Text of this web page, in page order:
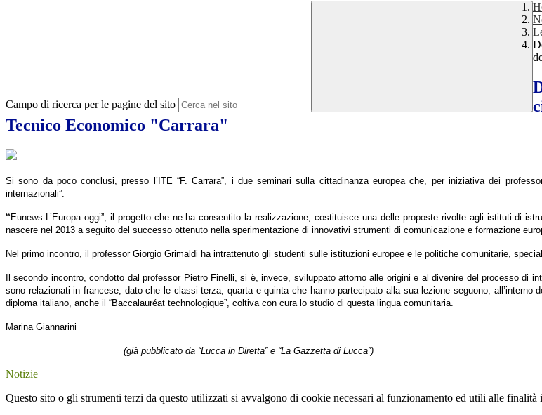
Campo di ricerca per le pagine del sito
Tecnico Economico "Carrara"
Si sono da poco conclusi, presso l’ITE “F. Carrara”, i due seminari sulla cittadinanza europea che, per iniziativa dei
internazionali”.
“Eunews-L’Europa oggi”, il progetto che ne ha consentito la realizzazione, costituisce una delle proposte rivolte agli istituti di
nascere nel 2013 a seguito del successo ottenuto nella sperimentazione di innovativi strumenti di comunicazione e formazione
Nel primo incontro, il professor Giorgio Grimaldi ha intrattenuto gli studenti sulle istituzioni europee e le politiche comunitarie,
Il secondo incontro, condotto dal professor Pietro Finelli,si è, invece, sviluppato attorno al le originie al divenire del processo di
sono relazionati in francese, dato che le classi terza, quarta e quinta che hanno partecipato alla sua lezione seguono, all’interno
diploma italiano, anche il “Baccalauréat technologique”, coltiva con cura lo studio di questa lingua comunitaria.
Marina Giannarini
(già pubblicato da “Lucca in Diretta” e “La Gazzetta di Lucca”)
Notizie
Questo sito o gli strumenti terzi da questo utilizzati si avvalgono di cookie necessari al funzionamento ed utili alle finalità